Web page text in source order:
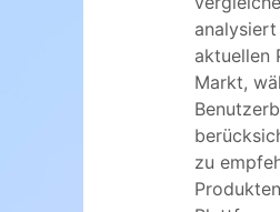
aktuellen
Markt,
zu